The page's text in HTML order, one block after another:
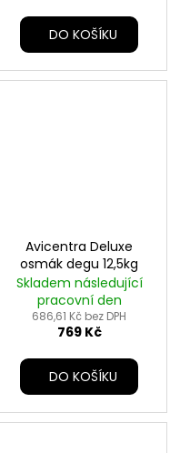
DO KOŠÍKU
Avicentra Deluxe
osmák degu 12,5kg
Skladem následující
pracovní den
686,61 Kč bez DPH
769 Kč
DO KOŠÍKU